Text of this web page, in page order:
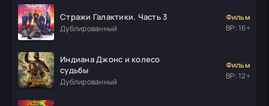
Стражи Галактики. Часть 3
Дублированный
Фильм
ВР: 16+
Индиана Джонс и колесо
судьбы
Дублированный
Фильм
ВР: 12+